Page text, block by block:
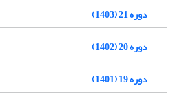
دوره 21 (1403)
دوره 20 (1402)
دوره 19 (1401)